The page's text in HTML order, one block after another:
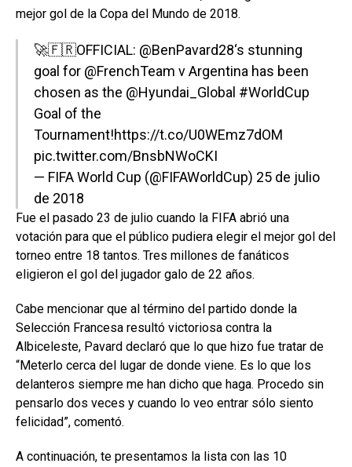
mejor gol de la Copa del Mundo de 2018.
🚀🇫🇷OFFICIAL: @BenPavard28‘s stunning
goal for @FrenchTeam v Argentina has been
chosen as the @Hyundai_Global #WorldCup
Goal of the
Tournament!https://t.co/U0WEmz7dOM
pic.twitter.com/BnsbNWoCKI
— FIFA World Cup (@FIFAWorldCup) 25 de julio
de 2018
Fue el pasado 23 de julio cuando la FIFA abrió una
votación para que el público pudiera elegir el mejor gol del
torneo entre 18 tantos. Tres millones de fanáticos
eligieron el gol del jugador galo de 22 años.
Cabe mencionar que al término del partido donde la
Selección Francesa resultó victoriosa contra la
Albiceleste, Pavard declaró que lo que hizo fue tratar de
“Meterlo cerca del lugar de donde viene. Es lo que los
delanteros siempre me han dicho que haga. Procedo sin
pensarlo dos veces y cuando lo veo entrar sólo siento
felicidad”, comentó.
A continuación, te presentamos la lista con las 10